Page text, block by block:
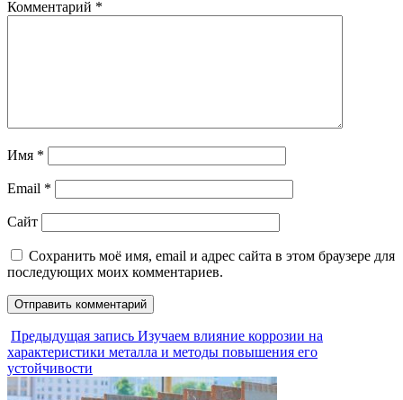
Комментарий *
Имя *
Email *
Сайт
Сохранить моё имя, email и адрес сайта в этом браузере для
последующих моих комментариев.
Предыдущая запись Изучаем влияние коррозии на
характеристики металла и методы повышения его
устойчивости